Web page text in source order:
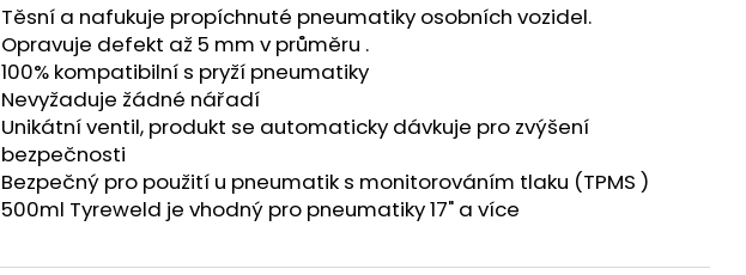
Těsní a nafukuje propíchnuté pneumatiky osobních vozidel.
Opravuje defekt až 5 mm v průměru .
100% kompatibilní s pryží pneumatiky
Nevyžaduje žádné nářadí
Unikátní ventil, produkt se automaticky dávkuje pro zvýšení
bezpečnosti
Bezpečný pro použití u pneumatik s ​​monitorováním tlaku (TPMS )
500ml Tyreweld je vhodný pro pneumatiky 17" a víceNásledující